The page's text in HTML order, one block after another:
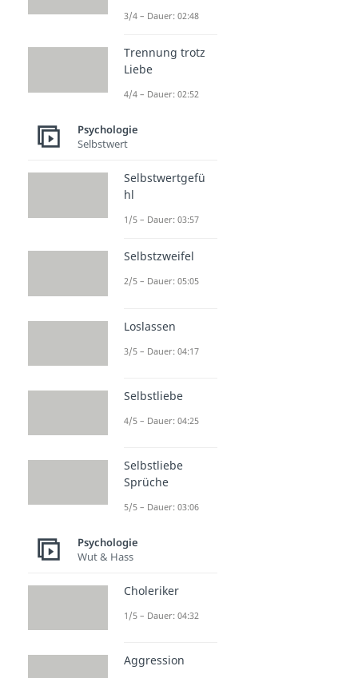
Entschuldigung
3/4 – Dauer: 02:48
Trennung trotz
Liebe
4/4 – Dauer: 02:52
Psychologie
Selbstwert
Selbstwertgefü
hl
1/5 – Dauer: 03:57
Selbstzweifel
2/5 – Dauer: 05:05
Loslassen
3/5 – Dauer: 04:17
Selbstliebe
4/5 – Dauer: 04:25
Selbstliebe
Sprüche
5/5 – Dauer: 03:06
Psychologie
Wut & Hass
Choleriker
1/5 – Dauer: 04:32
Aggression